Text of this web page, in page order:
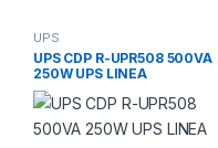
UPS
UPS CDP R-UPR508 500VA
250W UPS LINEA
INTERACTIVA 120VAC AVR 8
TOMAS NEGRO